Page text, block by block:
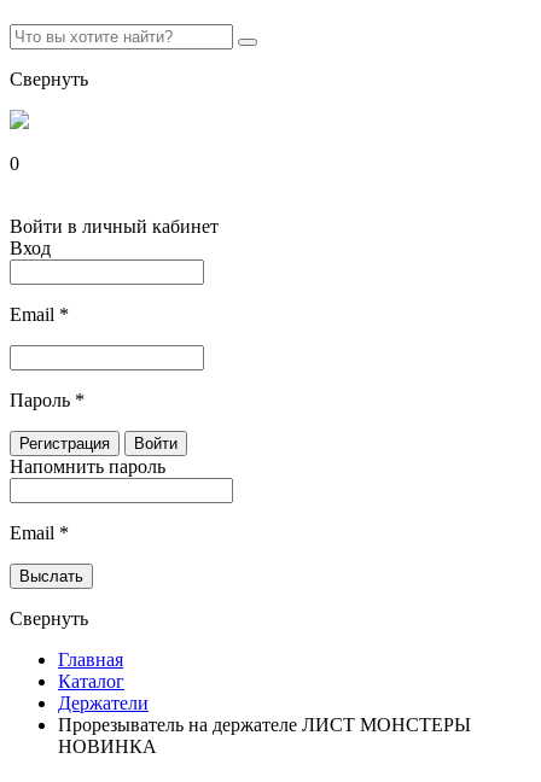
Свернуть
0
Войти в личный кабинет
Вход
Email *
Пароль *
Напомнить пароль
Email *
Свернуть
Главная
Каталог
Держатели
Прорезыватель на держателе ЛИСТ МОНСТЕРЫ
НОВИНКА